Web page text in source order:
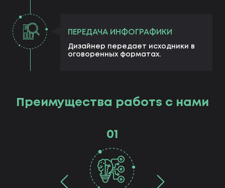
ПЕРЕДАЧА ИНФОГРАФИКИ
Дизайнер передает исходники в
оговоренных форматах.
Преимущества работs с нами
01